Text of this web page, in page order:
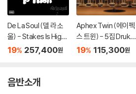
De La Soul (델 라 소
울) - Stakes Is High
[컬러 4LP]
19% 257,400원
Aphex Twin (에이펙
스 트윈) - 5집 Drukqs
[4LP]
19% 115,300원
음반소개